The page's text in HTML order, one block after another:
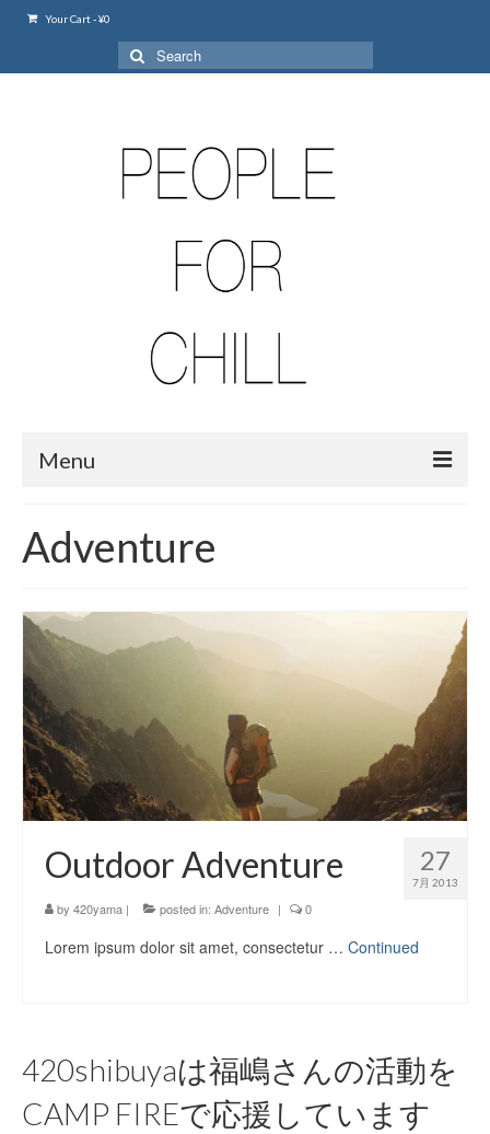
Your Cart-¥0
Search
for:
Menu
420 shibuya_info
420 shibuya_access
420 shibuya_shop
Instagram:420shibuya_official
About:FOUR TWENTY SHIBUYA
YouTube:420shibuya
www.h4wp.com
420friendly 通販
Adventure
27
7月 2013
Outdoor Adventure
by 420yama | posted in: Adventure | 0
Lorem ipsum dolor sit amet, consectetur … Continued
420shibuyaは福嶋さんの活動を
CAMP FIREで応援しています